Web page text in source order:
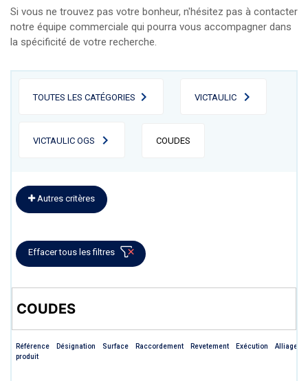
Si vous ne trouvez pas votre bonheur, n'hésitez pas à contacter
notre équipe commerciale qui pourra vous accompagner dans
la spécificité de votre recherche.
TOUTES LES CATÉGORIES VICTAULIC
VICTAULIC OGS COUDES
Autres critères
Effacer tous les filtres
COUDES
Référence
produit
Désignation Surface Raccordement Revetement Exécution Alliage